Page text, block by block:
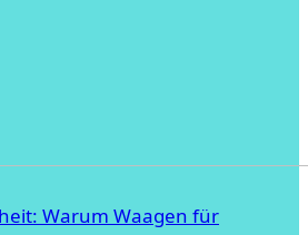
Warum Waagen für